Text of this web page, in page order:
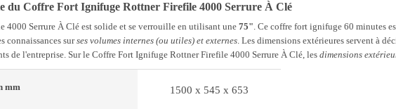
du Coffre Fort Ignifuge Rottner Firefile 4000 Serrure À Clé
Serrure À Clé est solide et se verrouille en utilisant une 75". Ce coffre fort ignifuge 60 minutes
connaissances surses volumes internes (ou utiles) et externes. Les dimensions extérieures servent à
de l'entreprise. Sur le Coffre Fort Ignifuge Rottner Firefile 4000 Serrure À Clé, les dimensions
mm 1500 x 545 x 653